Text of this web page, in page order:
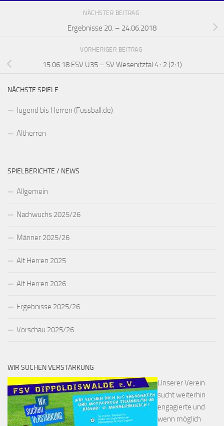
NÄCHSTER BEITRAG
Ergebnisse 20. – 24.06.2018
VORHERIGER BEITRAG
15.06.18 FSV Ü35 – SV Wesenitztal 4 : 2 (2:1)
NÄCHSTE SPIELE
Jugend bis Herren (Fussball.de)
Altherren
SPIELBERICHTE / NEWS
Allgemein
Nachwuchs 2025/26
Männer 2025/26
Alt Herren 2025
Alt Herren 2026
Ergebnisse 2025/26
Vorschau 2025/26
WIR SUCHEN VERSTÄRKUNG
Unserer Verein
sucht weiterhin
engagierte und
wenn möglich